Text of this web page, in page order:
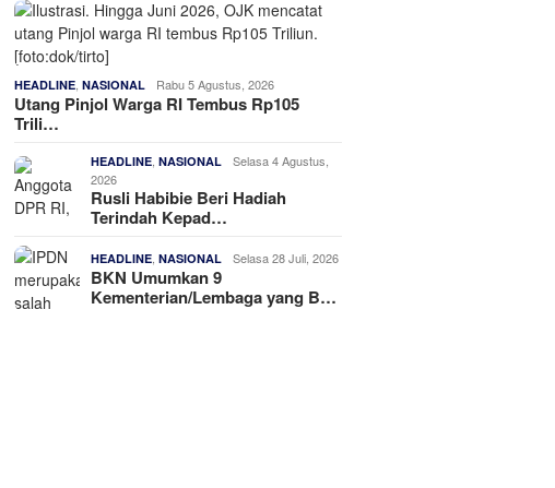
HEADLINE ,NASIONAL Rabu 5 Agustus, 2026
Utang Pinjol Warga RI Tembus Rp105
Trili…
HEADLINE ,NASIONAL
Selasa 4 Agustus,
2026
Rusli Habibie Beri Hadiah
Terindah Kepad…
HEADLINE ,NASIONAL Selasa 28 Juli, 2026
BKN Umumkan 9
Kementerian/Lembaga yang B…